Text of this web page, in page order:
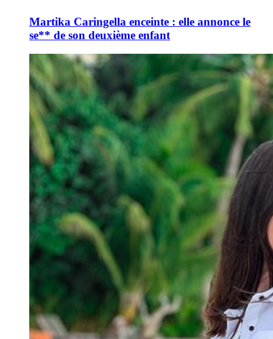
Martika Caringella enceinte : elle annonce le
se** de son deuxième enfant